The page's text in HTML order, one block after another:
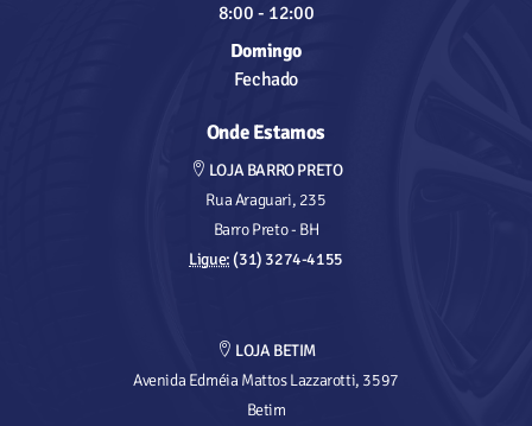
8:00 - 12:00
Domingo
Fechado
Onde Estamos
LOJA BARRO PRETO
Rua Araguari, 235
Barro Preto - BH
Ligue:(31) 3274-4155
LOJA BETIM
Avenida Edméia Mattos Lazzarotti, 3597
Betim